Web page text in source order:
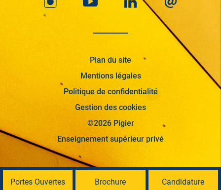
Plan du site
Mentions légales
Politique de confidentialité
Gestion des cookies
©2026 Pigier
Enseignement supérieur privé
Portes Ouvertes Brochure Candidature